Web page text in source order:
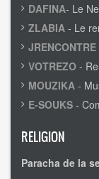
DAFINA- Le
ZLABIA - Le
JRENCONTRE
VOTREZO -
MOUZIKA -
E-SOUKS -
RELIGION
Paracha de la